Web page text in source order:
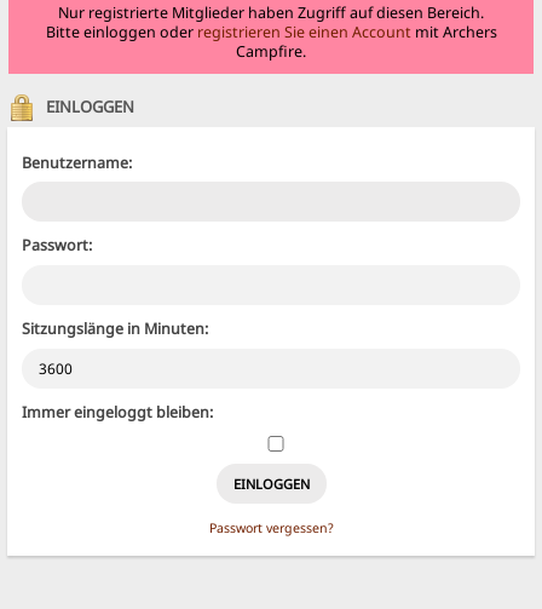
Nur registrierte Mitglieder haben Zugriff auf diesen Bereich.
Bitte einloggen oder registrieren Sie einen Accountmit Archers
Campfire.
EINLOGGEN
Benutzername:
Passwort:
Sitzungslänge in Minuten:
Immer eingeloggt bleiben:
Passwort vergessen?